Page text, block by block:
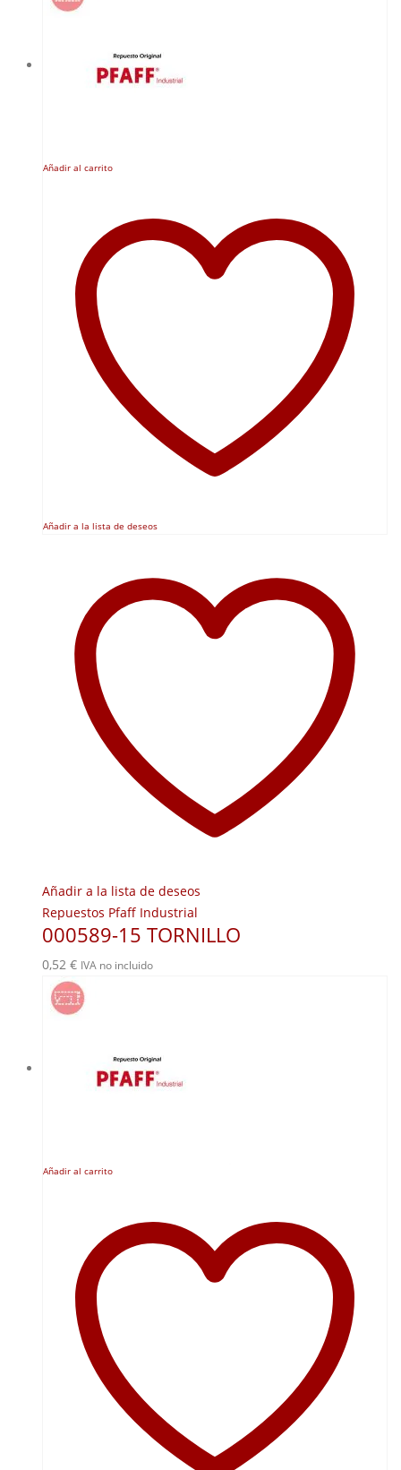
Añadir al carrito
Añadir a la lista de deseos
Añadir a la lista de deseos
Repuestos Pfaff Industrial
000589-15 TORNILLO
0,52 € IVA no incluido
Añadir al carrito